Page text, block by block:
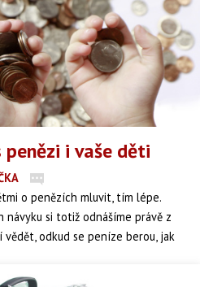
i vaše děti
o penězích mluvit, tím lépe.
návyku si totiž odnášíme právě z
odkud se peníze berou, jak
nám je nedává jen tak.